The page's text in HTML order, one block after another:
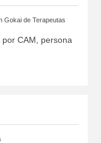
Gokai de Terapeutas
CAM, persona